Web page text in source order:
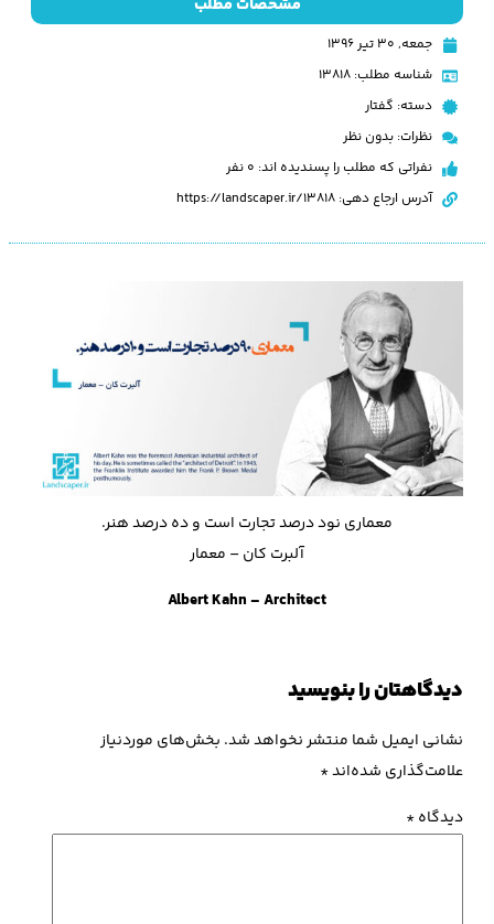
جمعه, ۳۰ تیر ۱۳۹۶
شناسه مطلب: 13818
دسته: گفتار
نظرات: بدون نظر
نفراتی که مطلب را پسندیده اند: 0 نفر
آدرس ارجاع دهی: https://landscaper.ir/13818
معماری نود درصد تجارت است و ده درصد هنر.
آلبرت کان – معمار
Albert Kahn – Architect
دیدگاهتان را بنویسید
نشانی ایمیل شما منتشر نخواهد شد. بخش‌های موردنیاز
علامت‌گذاری شده‌اند*
دیدگاه*